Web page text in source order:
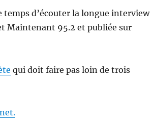
temps d’écouter la longue interview
Maintenant 95.2 et publiée sur
qui doit faire pas loin de trois